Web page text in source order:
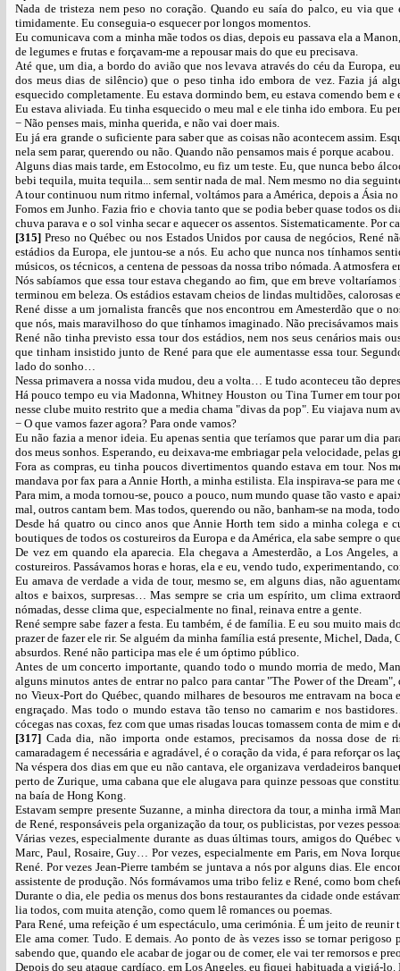
Nada de tristeza nem peso no coração. Quando eu saía do palco, eu via
timidamente. Eu conseguia-o esquecer por longos momentos.
Eu comunicava com a minha mãe todos os dias, depois eu passava ela a
de legumes e frutas e forçavam-me a repousar mais do que eu precisava.
Até que, um dia, a bordo do avião que nos levava através do céu da Europa,
dos meus dias de silêncio) que o peso tinha ido embora de vez. Fazia já
esquecido completamente. Eu estava dormindo bem, eu estava comendo bem e
Eu estava aliviada. Eu tinha esquecido o meu mal e ele tinha ido embora. Eu
− Não penses mais, minha querida, e não vai doer mais.
Eu já era grande o suficiente para saber que as coisas não acontecem assim.
nela sem parar, querendo ou não. Quando não pensamos mais é porque acabou.
Alguns dias mais tarde, em Estocolmo, eu fiz um teste. Eu, que nunca bebo
bebi tequila, muita tequila... sem sentir nada de mal. Nem mesmo no dia
A tour continuou num ritmo infernal, voltámos para a América, depois a Ásia
Fomos em Junho. Fazia frio e chovia tanto que se podia beber quase todos os
chuva parava e o sol vinha secar e aquecer os assentos. Sistematicamente.
[315] Preso no Québec ou nos Estados Unidos por causa de negócios, René
estádios da Europa, ele juntou-se a nós. Eu acho que nunca nos tínhamos
músicos, os técnicos, a centena de pessoas da nossa tribo nómada. A atmosfera
Nós sabíamos que essa tour estava chegando ao fim, que em breve
terminou em beleza. Os estádios estavam cheios de lindas multidões, calorosas
René disse a um jornalista francês que nos encontrou em Amesterdão que o
que nós, mais maravilhoso do que tínhamos imaginado. Não precisávamos
René não tinha previsto essa tour dos estádios, nem nos seus cenários mais
que tinham insistido junto de René para que ele aumentasse essa tour.
lado do sonho…
Nessa primavera a nossa vida mudou, deu a volta… E tudo aconteceu tão
Há pouco tempo eu via Madonna, Whitney Houston ou Tina Turner em tour
nesse clube muito restrito que a media chama "divas da pop". Eu viajava
− O que vamos fazer agora? Para onde vamos?
Eu não fazia a menor ideia. Eu apenas sentia que teríamos que parar um dia
dos meus sonhos. Esperando, eu deixava-me embriagar pela velocidade, pelas
Fora as compras, eu tinha poucos divertimentos quando estava em tour. Nos
mandava por fax para a Annie Horth, a minha estilista. Ela inspirava-se para me
Para mim, a moda tornou-se, pouco a pouco, num mundo quase tão vasto e
mal, outros cantam bem. Mas todos, querendo ou não, banham-se na moda,
Desde há quatro ou cinco anos que Annie Horth tem sido a minha colega e
boutiques de todos os costureiros da Europa e da América, ela sabe sempre o
De vez em quando ela aparecia. Ela chegava a Amesterdão, a Los
costureiros. Passávamos horas e horas, ela e eu, vendo tudo, experimentando,
Eu amava de verdade a vida de tour, mesmo se, em alguns dias, não
altos e baixos, surpresas… Mas sempre se cria um espírito, um clima
nómadas, desse clima que, especialmente no final, reinava entre a gente.
René sempre sabe fazer a festa. Eu também, é de família. E eu sou muito mais
prazer de fazer ele rir. Se alguém da minha família está presente, Michel,
absurdos. René não participa mas ele é um óptimo público.
Antes de um concerto importante, quando todo o mundo morria de medo,
alguns minutos antes de entrar no palco para cantar "The Power of the
no Vieux-Port do Québec, quando milhares de besouros me entravam na
engraçado. Mas todo o mundo estava tão tenso no camarim e nos
cócegas nas coxas, fez com que umas risadas loucas tomassem conta de mim
[317] Cada dia, não importa onde estamos, precisamos da nossa dose de
camaradagem é necessária e agradável, é o coração da vida, é para reforçar os
Na véspera dos dias em que eu não cantava, ele organizava verdadeiros
perto de Zurique, uma cabana que ele alugava para quinze pessoas que
na baía de Hong Kong.
Estavam sempre presente Suzanne, a minha directora da tour, a minha irmã
de René, responsáveis pela organização da tour, os publicistas, por vezes
Várias vezes, especialmente durante as duas últimas tours, amigos do
Marc, Paul, Rosaire, Guy… Por vezes, especialmente em Paris, em Nova
René. Por vezes Jean-Pierre também se juntava a nós por alguns dias. Ele
assistente de produção. Nós formávamos uma tribo feliz e René, como bom
Durante o dia, ele pedia os menus dos bons restaurantes da cidade onde
lia todos, com muita atenção, como quem lê romances ou poemas.
Para René, uma refeição é um espectáculo, uma cerimónia. É um jeito de
Ele ama comer. Tudo. E demais. Ao ponto de às vezes isso se tornar
sabendo que, quando ele acabar de jogar ou de comer, ele vai ter remorsos e
Depois do seu ataque cardíaco, em Los Angeles, eu fiquei habituada a vigiá-